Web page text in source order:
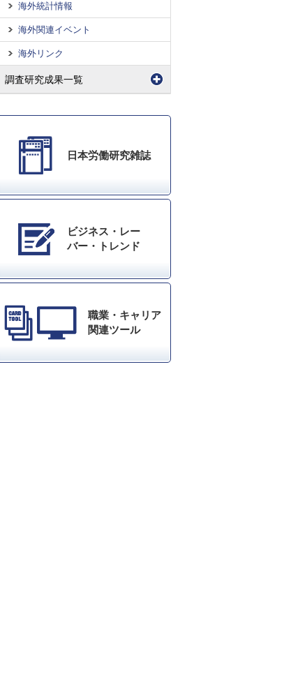
海外統計情報
海外関連イベント
海外リンク
調査研究成果一覧
日本労働研究雑誌
ビジネス・レー
バー・トレンド
職業・キャリア
関連ツール